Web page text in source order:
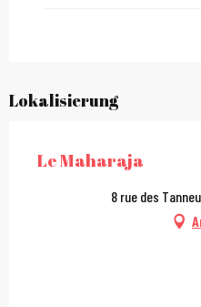
Lokalisierung
Le Maharaja
8 rue des